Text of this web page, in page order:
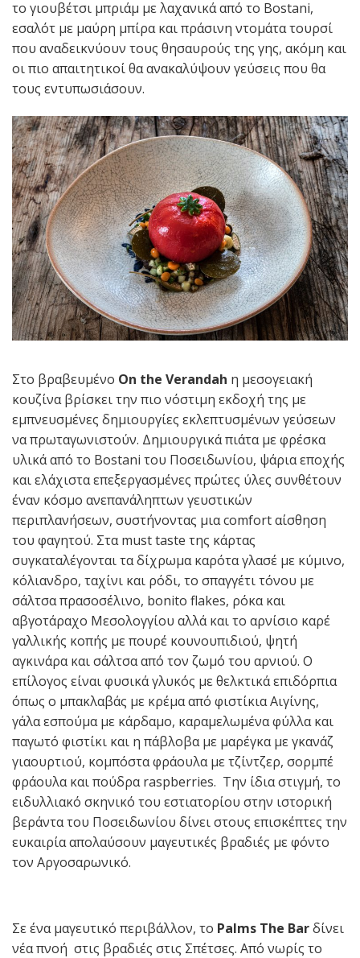
το γιουβέτσι μπριάμ με λαχανικά από το Bostani,
εσαλότ με μαύρη μπίρα και πράσινη ντομάτα τουρσί
που αναδεικνύουν τους θησαυρούς της γης, ακόμη και
οι πιο απαιτητικοί θα ανακαλύψουν γεύσεις που θα
τους εντυπωσιάσουν.
Στο βραβευμένο On the Verandah η μεσογειακή
κουζίνα βρίσκει την πιο νόστιμη εκδοχή της με
εμπνευσμένες δημιουργίες εκλεπτυσμένων γεύσεων
να πρωταγωνιστούν. Δημιουργικά πιάτα με φρέσκα
υλικά από το Bostani του Ποσειδωνίου, ψάρια εποχής
και ελάχιστα επεξεργασμένες πρώτες ύλες συνθέτουν
έναν κόσμο ανεπανάληπτων γευστικών
περιπλανήσεων, συστήνοντας μια comfort αίσθηση
του φαγητού. Στα must taste της κάρτας
συγκαταλέγονται τα δίχρωμα καρότα γλασέ με κύμινο,
κόλιανδρο, ταχίνι και ρόδι, το σπαγγέτι τόνου με
σάλτσα πρασοσέλινο, bonito flakes, ρόκα και
αβγοτάραχο Μεσολογγίου αλλά και το αρνίσιο καρέ
γαλλικής κοπής με πουρέ κουνουπιδιού, ψητή
αγκινάρα και σάλτσα από τον ζωμό του αρνιού. Ο
επίλογος είναι φυσικά γλυκός με θελκτικά επιδόρπια
όπως ο μπακλαβάς με κρέμα από φιστίκια Αιγίνης,
γάλα εσπούμα με κάρδαμο, καραμελωμένα φύλλα και
παγωτό φιστίκι και η πάβλοβα με μαρέγκα με γκανάζ
γιαουρτιού, κομπόστα φράουλα με τζίντζερ, σορμπέ
φράουλα και πούδρα raspberries. Την ίδια στιγμή, το
ειδυλλιακό σκηνικό του εστιατορίου στην ιστορική
βεράντα του Ποσειδωνίου δίνει στους επισκέπτες την
ευκαιρία απολαύσουν μαγευτικές βραδιές με φόντο
τον Αργοσαρωνικό.
Σε ένα μαγευτικό περιβάλλον, το Palms Τhe Barδίνει
νέα πνοή στις βραδιές στις Σπέτσες. Από νωρίς το